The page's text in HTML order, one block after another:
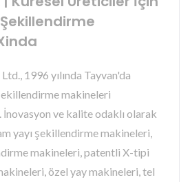
1996 yılında Tayvan'da
makineleri
İnovasyon ve kalite odaklı olarak
yayı şekillendirme makineleri,
makineleri, patentli X-tipi
özel yay makineleri, tel